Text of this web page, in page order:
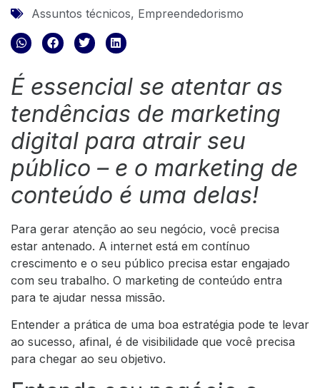
Assuntos técnicos, Empreendedorismo
É essencial se atentar as
tendências de marketing
digital para atrair seu
público – e o marketing de
conteúdo é uma delas!
Para gerar atenção ao seu negócio, você precisa
estar antenado. A internet está em contínuo
crescimento e o seu público precisa estar engajado
com seu trabalho. O marketing de conteúdo entra
para te ajudar nessa missão.
Entender a prática de uma boa estratégia pode te levar
ao sucesso, afinal, é de visibilidade que você precisa
para chegar ao seu objetivo.